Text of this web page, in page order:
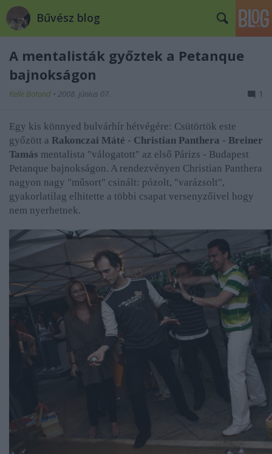
Bűvész blog
A mentalisták győztek a Petanque
bajnokságon
Kelle Botond • 2008. június 07. 1
Egy kis könnyed bulvárhír hétvégére: Csütörtök este
győzött a Rakonczai Máté - Christian Panthera - Breiner
Tamás mentalista "válogatott" az első Párizs - Budapest
Petanque bajnokságon. A rendezvényen Christian Panthera
nagyon nagy "műsort" csinált: pózolt, "varázsolt",
gyakorlatilag elhitette a többi csapat versenyzőivel hogy
nem nyerhetnek.